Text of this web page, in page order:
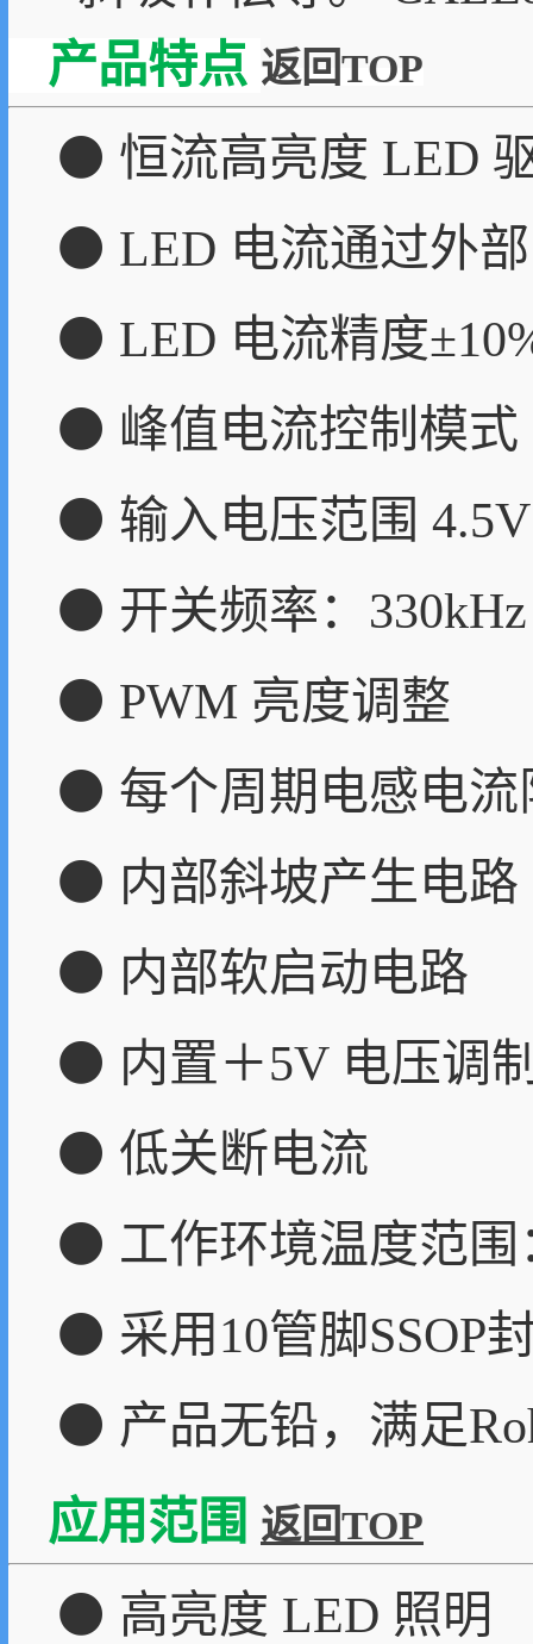
产品特点 返回TOP
⚫ 恒流高亮度 LED
⚫ LED 电流通过外
⚫ LED 电流精度
⚫ 峰值电流控制模式
⚫ 输入电压范围
⚫ 开关频率：330kHz
⚫ PWM 亮度调整
⚫ 每个周期电感电流
⚫ 内部斜坡产生电路
⚫ 内部软启动电路
⚫ 内置＋5V 电压调
⚫ 低关断电流
⚫ 工作环境温度范
⚫ 采用10管脚SSOP
⚫ 产品无铅，满足
应用范围 返回TOP
⚫ 高亮度 LED 照明